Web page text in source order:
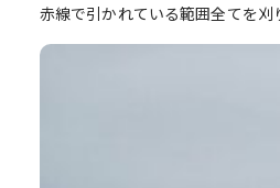
赤線で引かれている範囲全てを刈